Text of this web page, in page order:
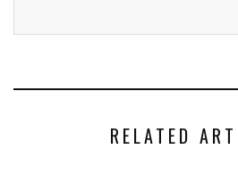
RELATED